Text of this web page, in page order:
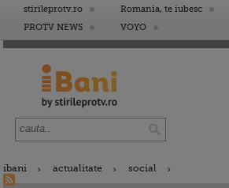
stirileprotv.ro Romania, te iubesc
PROTV NEWS
VOYO
ibani actualitate social